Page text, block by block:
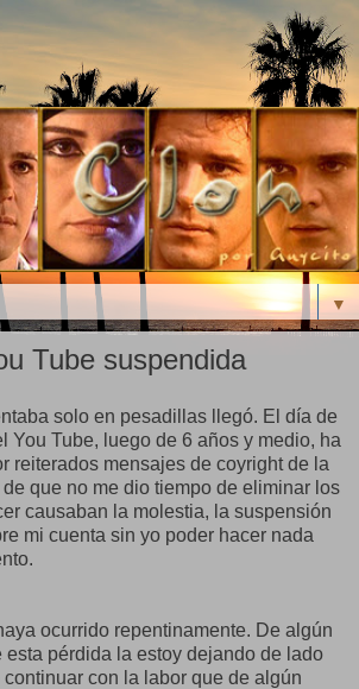
▼
Tube suspendida
solo en pesadillas llegó. El día de
You Tube, luego de 6 años y medio, ha
reiterados mensajes de coyright de la
que no me dio tiempo de eliminar los
causaban la molestia, la suspensión
mi cuenta sin yo poder hacer nada
ocurrido repentinamente. De algún
esta pérdida la estoy dejando de lado
con la labor que de algún